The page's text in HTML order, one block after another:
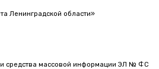
Ленинградской области»
средства массовой информации ЭЛ № ФС